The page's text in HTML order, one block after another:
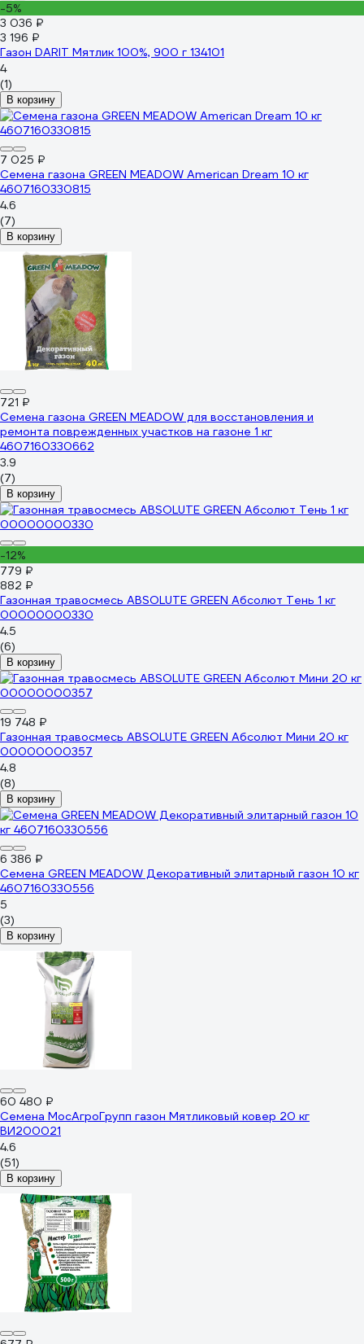
-5%
3 036 ₽
3 196 ₽
Газон DARIT Мятлик 100%, 900 г 134101
4
(1)
В корзину
7 025 ₽
Семена газона GREEN MEADOW American Dream 10 кг
4607160330815
4.6
(7)
В корзину
721 ₽
Семена газона GREEN MEADOW для восстановления и
ремонта поврежденных участков на газоне 1 кг
4607160330662
3.9
(7)
В корзину
-12%
779 ₽
882 ₽
Газонная травосмесь ABSOLUTE GREEN Абсолют Тень 1 кг
00000000330
4.5
(6)
В корзину
19 748 ₽
Газонная травосмесь ABSOLUTE GREEN Абсолют Мини 20 кг
00000000357
4.8
(8)
В корзину
6 386 ₽
Семена GREEN MEADOW Декоративный элитарный газон 10 кг
4607160330556
5
(3)
В корзину
60 480 ₽
Семена МосАгроГрупп газон Мятликовый ковер 20 кг
ВИ200021
4.6
(51)
В корзину